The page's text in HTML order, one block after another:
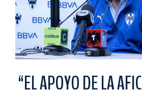
RAYADAS
FUERZAS BÁSICAS
RESPONSABILIDAD SOCIAL
TAQUILLA
TIENDA
“EL APOYO DE LA